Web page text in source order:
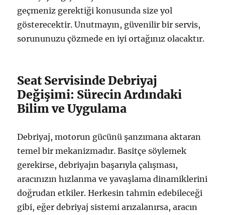
geçmeniz gerektiği konusunda size yol
gösterecektir. Unutmayın, güvenilir bir servis,
sorununuzu çözmede en iyi ortağınız olacaktır.
Seat Servisinde Debriyaj
Değişimi: Sürecin Ardındaki
Bilim ve Uygulama
Debriyaj, motorun gücünü şanzımana aktaran
temel bir mekanizmadır. Basitçe söylemek
gerekirse, debriyajın başarıyla çalışması,
aracınızın hızlanma ve yavaşlama dinamiklerini
doğrudan etkiler. Herkesin tahmin edebileceği
gibi, eğer debriyaj sistemi arızalanırsa, aracın